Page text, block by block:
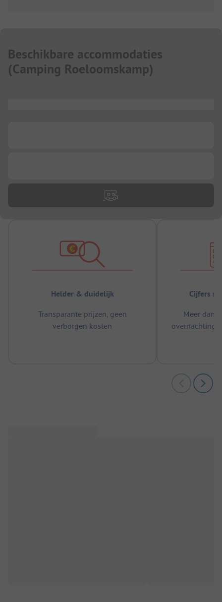
Beschikbare accommodaties
(Camping Roeloomskamp)
Helder & duidelijk
Transparante prijzen, geen
verborgen kosten
Cijfers
Meer dan